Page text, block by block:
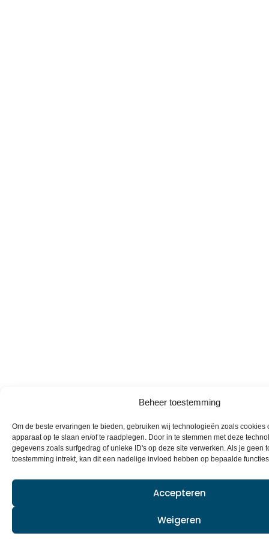
Beheer toestemming
Om de beste ervaringen te bieden, gebruiken wij technologieën zoals cookies
apparaat op te slaan en/of te raadplegen. Door in te stemmen met deze
gegevens zoals surfgedrag of unieke ID's op deze site verwerken. Als je geen
toestemming intrekt, kan dit een nadelige invloed hebben op bepaalde
Accepteren
Weigeren